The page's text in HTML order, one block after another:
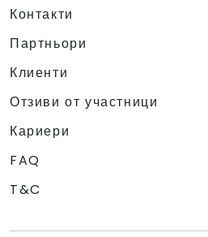
Контакти
Партньори
Клиенти
Отзиви от участници
Кариери
FAQ
T&C